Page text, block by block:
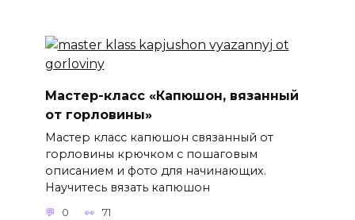
Мастер-класс «Капюшон, вязанный
от горловины»
Мастер класс капюшон связанный от
горловины крючком с пошаговым
описанием и фото для начинающих.
Научитесь вязать капюшон
0 71